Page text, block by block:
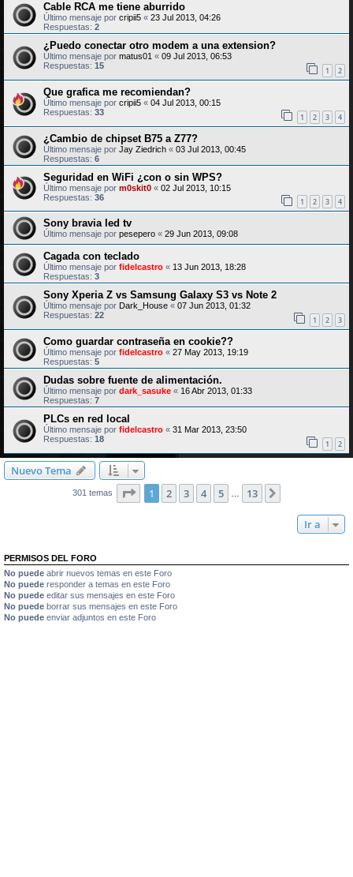
Cable RCA me tiene aburrido
Último mensaje por cripii5 « 23 Jul 2013, 04:26
Respuestas: 2
¿Puedo conectar otro modem a una extension?
Último mensaje por matus01 « 09 Jul 2013, 06:53
Respuestas: 15 1 2
Que grafica me recomiendan?
Último mensaje por cripii5 « 04 Jul 2013, 00:15
Respuestas: 33 1 2 3 4
¿Cambio de chipset B75 a Z77?
Último mensaje por Jay Ziedrich « 03 Jul 2013, 00:45
Respuestas: 6
Seguridad en WiFi ¿con o sin WPS?
Último mensaje por m0skit0 « 02 Jul 2013, 10:15
Respuestas: 36 1 2 3 4
Sony bravia led tv
Último mensaje por pesepero « 29 Jun 2013, 09:08
Cagada con teclado
Último mensaje por fidelcastro « 13 Jun 2013, 18:28
Respuestas: 3
Sony Xperia Z vs Samsung Galaxy S3 vs Note 2
Último mensaje por Dark_House « 07 Jun 2013, 01:32
Respuestas: 22 1 2 3
Como guardar contraseña en cookie??
Último mensaje por fidelcastro « 27 May 2013, 19:19
Respuestas: 5
Dudas sobre fuente de alimentación.
Último mensaje por dark_sasuke « 16 Abr 2013, 01:33
Respuestas: 7
PLCs en red local
Último mensaje por fidelcastro « 31 Mar 2013, 23:50
Respuestas: 18 1 2
Nuevo Tema
301 temas Página de 13
1 2 3 4 5 13
Ir a
PERMISOS DEL FORO
No puede abrir nuevos temas en este Foro
No puede responder a temas en este Foro
No puede editar sus mensajes en este Foro
No puede borrar sus mensajes en este Foro
No puede enviar adjuntos en este Foro